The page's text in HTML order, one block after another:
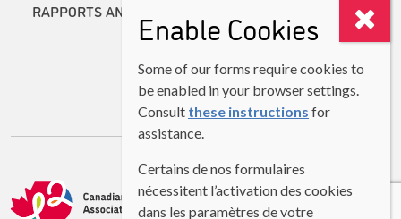
RAPPORTS ANNUELSEnable Cookies
Some of our forms require cookies to
be enabled in your browser settings.
Consult these instructions for
assistance.
Certains de nos formulaires
nécessitent l’activation des cookies
dans les paramètres de votre